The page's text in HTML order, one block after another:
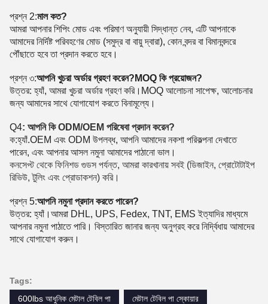
প্রশ্ন 2:মাল কত?
আমরা আপনার শিপিং মোড এবং পরিমাণ অনুযায়ী সিদ্ধান্ত নেব, এটি আপনাকে
আমাদের নির্দিষ্ট পরিবহণের মোড (সমুদ্র বা বায়ু দ্বারা), কোন বন্দর বা বিমানবন্দরে
পৌঁছাতে হবে তা প্রদান করতে হবে।
প্রশ্ন ৩:আপনি খুচরা অর্ডার গ্রহণ করেন?MOQ কি প্রয়োজন?
উত্তর: হ্যাঁ, আমরা খুচরা অর্ডার গ্রহণ করি।MOQ আলোচনা সাপেক্ষ, আলোচনার
জন্য আমাদের সাথে যোগাযোগ করতে বিনামূল্যে।
Q4: আপনি কি ODM/OEM পরিষেবা প্রদান করেন?
ক:হ্যাঁ.OEM এবং ODM উপলব্ধ, আপনি আমাদের নকশা পরিকল্পনা দেখাতে
পারেন, এবং আপনার আসল নমুনা আমাদের পাঠানো ভাল।
কনসেপ্ট থেকে ফিনিশড গুডস পর্যন্ত, আমরা কারখানায় সবই (ডিজাইন, প্রোটোটাইপ
রিভিউ, টুলিং এবং প্রোডাকশন) করি।
প্রশ্ন 5:আপনি নমুনা প্রদান করতে পারেন?
উত্তর: হ্যাঁ।আমরা DHL, UPS, Fedex, TNT, EMS ইত্যাদির মাধ্যমে
আপনার নমুনা পাঠাতে পারি। বিস্তারিত জানার জন্য অনুগ্রহ করে নির্দ্বিধায় আমাদের
সাথে যোগাযোগ করুন।
Tags:
600lbs আধুনিক মেটাল টেবিল পা
মেটাল টেবিল পা স্কোয়ার